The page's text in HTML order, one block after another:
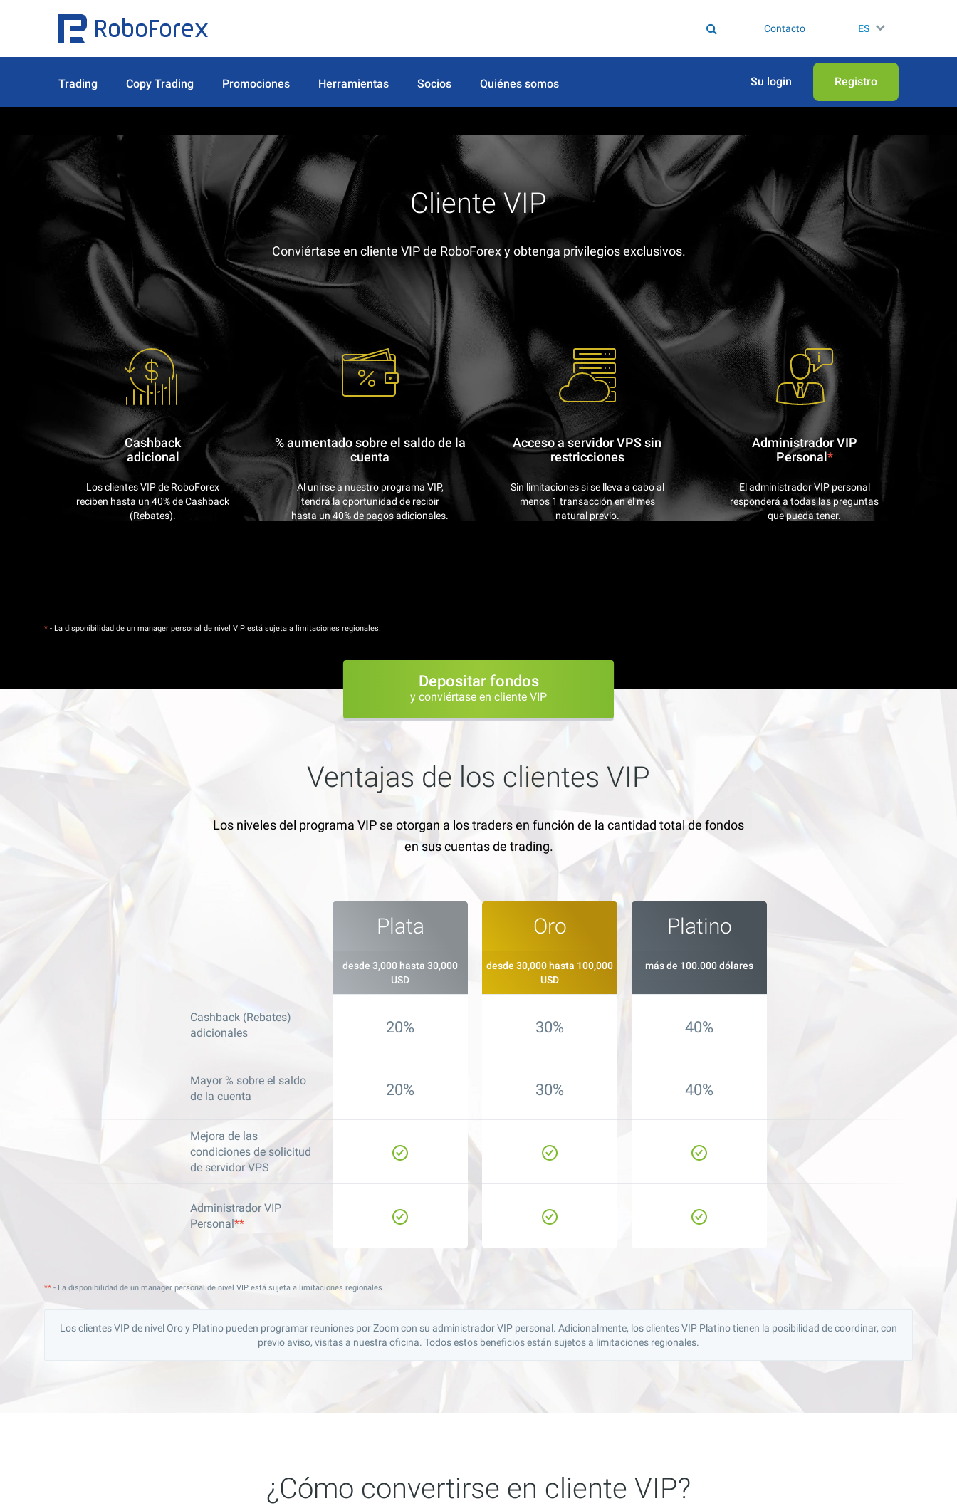
Contacto ES
Trading Copy Trading Promociones Herramientas Socios Quiénes somos Su login Registro
Cliente VIP
Conviértase en cliente VIP de RoboForex y obtenga privilegios exclusivos.
Cashback
adicional
Los clientes VIP de RoboForex
reciben hasta un 40% de Cashback
(Rebates).
% aumentado sobre el saldo de la
cuenta
Al unirse a nuestro programa VIP,
tendrá la oportunidad de recibir
hasta un 40% de pagos adicionales.
Acceso a servidor VPS sin
restricciones
Sin limitaciones si se lleva a cabo al
menos 1 transacción en el mes
natural previo.
Administrador VIP
Personal*
El administrador VIP personal
responderá a todas las preguntas
que pueda tener.
* - La disponibilidad de un manager personal de nivel VIP está sujeta a limitaciones regionales.
Depositar fondos
y conviértase en cliente VIP
Ventajas de los clientes VIP
Los niveles del programa VIP se otorgan a los traders en función de la cantidad total de fondos
en sus cuentas de trading.
Plata
desde 3,000 hasta 30,000
USD
Oro
desde 30,000 hasta 100,000
USD
Platino
más de 100.000 dólares
Cashback (Rebates)
adicionales
20% 30% 40%
Mayor % sobre el saldo
de la cuenta
20% 30% 40%
Mejora de las
condiciones de solicitud
de servidor VPS
Administrador VIP
Personal**
** - La disponibilidad de un manager personal de nivel VIP está sujeta a limitaciones regionales.
Los clientes VIP de nivel Oro y Platino pueden programar reuniones por Zoom con su administrador VIP personal. Adicionalmente, los clientes VIP Platino tienen la posibilidad de coordinar, con
previo aviso, visitas a nuestra oficina. Todos estos beneficios están sujetos a limitaciones regionales.
¿Cómo convertirse en cliente VIP?